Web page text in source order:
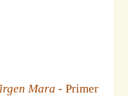
Mara - Primer